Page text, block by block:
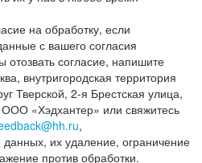
на обработку, если
с вашего согласия
отозвать согласие, напишите
внутригородская территория
Тверской, 2-я Брестская улица,
«Хэдхантер» или свяжитесь
,
данных, их удаление, ограничение
против обработки.